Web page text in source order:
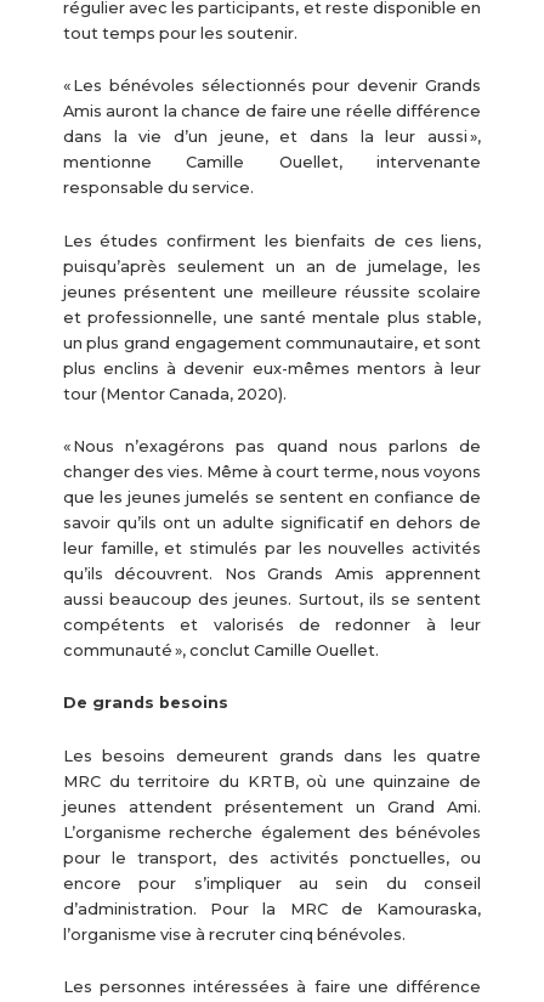
régulier avec les participants, et reste disponible en
tout temps pour les soutenir.
« Les bénévoles sélectionnés pour devenir Grands
Amis auront la chance de faire une réelle différence
dans la vie d’un jeune, et dans la leur aussi »,
mentionne Camille Ouellet, intervenante
responsable du service.
Les études confirment les bienfaits de ces liens,
puisqu’après seulement un an de jumelage, les
jeunes présentent une meilleure réussite scolaire
et professionnelle, une santé mentale plus stable,
un plus grand engagement communautaire, et sont
plus enclins à devenir eux-mêmes mentors à leur
tour (Mentor Canada, 2020).
« Nous n’exagérons pas quand nous parlons de
changer des vies. Même à court terme, nous voyons
que les jeunes jumelés se sentent en confiance de
savoir qu’ils ont un adulte significatif en dehors de
leur famille, et stimulés par les nouvelles activités
qu’ils découvrent. Nos Grands Amis apprennent
aussi beaucoup des jeunes. Surtout, ils se sentent
compétents et valorisés de redonner à leur
communauté », conclut Camille Ouellet.
De grands besoins
Les besoins demeurent grands dans les quatre
MRC du territoire du KRTB, où une quinzaine de
jeunes attendent présentement un Grand Ami.
L’organisme recherche également des bénévoles
pour le transport, des activités ponctuelles, ou
encore pour s’impliquer au sein du conseil
d’administration. Pour la MRC de Kamouraska,
l’organisme vise à recruter cinq bénévoles.
Les personnes intéressées à faire une différence